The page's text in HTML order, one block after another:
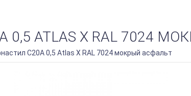
0,5 ATLAS X RAL 7024
C20A 0,5 Atlas X RAL 7024 мокрый асфальт